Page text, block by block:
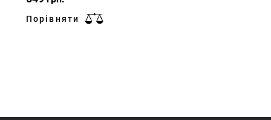
Порівняти